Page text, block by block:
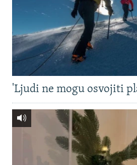
'Ljudi ne mogu osvojiti